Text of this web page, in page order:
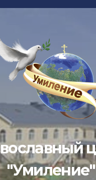
"Умиление"